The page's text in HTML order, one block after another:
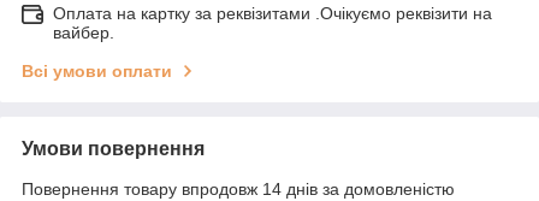
Оплата на картку за реквізитами .Очікуємо реквізити на
вайбер.
Всі умови оплати
Умови повернення
Повернення товару впродовж 14 днів за домовленістю